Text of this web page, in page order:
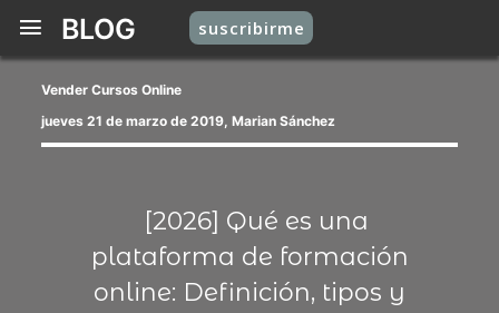
BLOG suscribirme
Vender Cursos Online
jueves 21 de marzo de 2019, Marian Sánchez
[2026] Qué es una
plataforma de formación
online: Definición, tipos y